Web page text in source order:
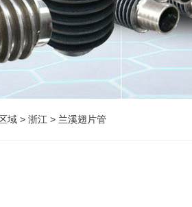
域 > 浙江 > 兰溪翅片管